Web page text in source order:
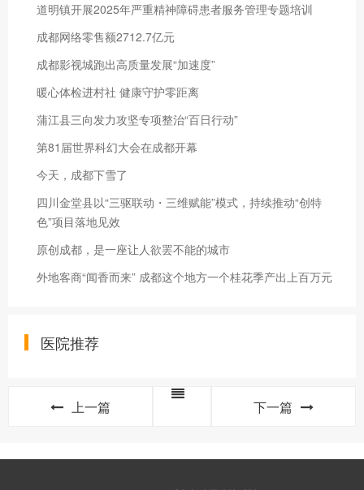
道明镇开展2025年严重精神障碍患者服务管理专题培训
成都网络零售额2712.7亿元
成都影视城跑出高质量发展“加速度”
暖心体检进村社 健康守护零距离
蒲江县三向发力攻坚专项整治“百日行动”
第81届世界科幻大会在成都开幕
今天，成都下雪了
四川金堂县以“三驱联动・三维赋能”模式，持续推动“创特
色”项目落地见效
原创成都，是一座让人欲罢不能的城市
外地客商“闻香而来” 成都这个地方一个桂花季产出上百万元
医院推荐
上一篇 下一篇